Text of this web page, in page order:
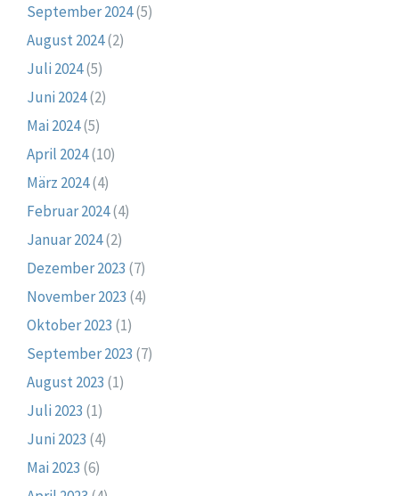
September 2024(5)
August 2024(2)
Juli 2024(5)
Juni 2024(2)
Mai 2024(5)
April 2024(10)
März 2024(4)
Februar 2024(4)
Januar 2024(2)
Dezember 2023 (7)
November 2023 (4)
Oktober 2023 (1)
September 2023 (7)
August 2023 (1)
Juli 2023 (1)
Juni 2023 (4)
Mai 2023 (6)